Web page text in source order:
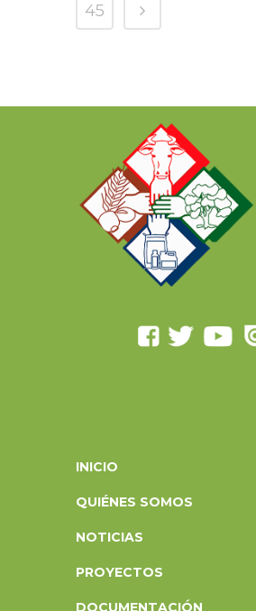
45
INICIO
QUIÉNES SOMOS
NOTICIAS
PROYECTOS
DOCUMENTACIÓN